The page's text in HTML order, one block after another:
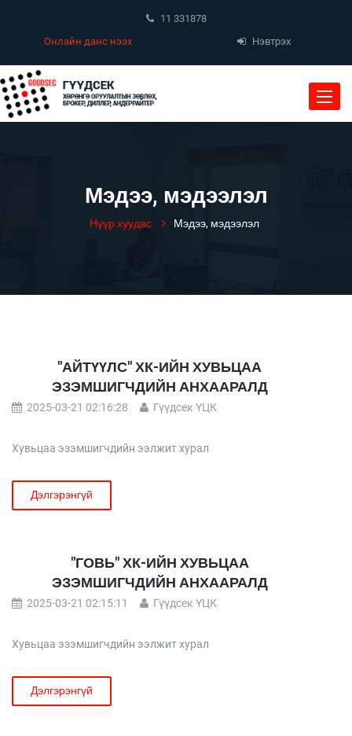
11 331878
Онлайн данс нээх
Нэвтрэх
Toggle
Мэдээ, мэдээлэл
Нүүр хуудас Мэдээ, мэдээлэл
"АЙТҮҮЛС" ХК-ИЙН ХУВЬЦАА
ЭЗЭМШИГЧДИЙН АНХААРАЛД
2025-03-21 02:16:28 Гүүдсек ҮЦК
Хувьцаа эзэмшигчдийн ээлжит хурал
Дэлгэрэнгүй
"ГОВЬ" ХК-ИЙН ХУВЬЦАА
ЭЗЭМШИГЧДИЙН АНХААРАЛД
2025-03-21 02:15:11 Гүүдсек ҮЦК
Хувьцаа эзэмшигчдийн ээлжит хурал
Дэлгэрэнгүй